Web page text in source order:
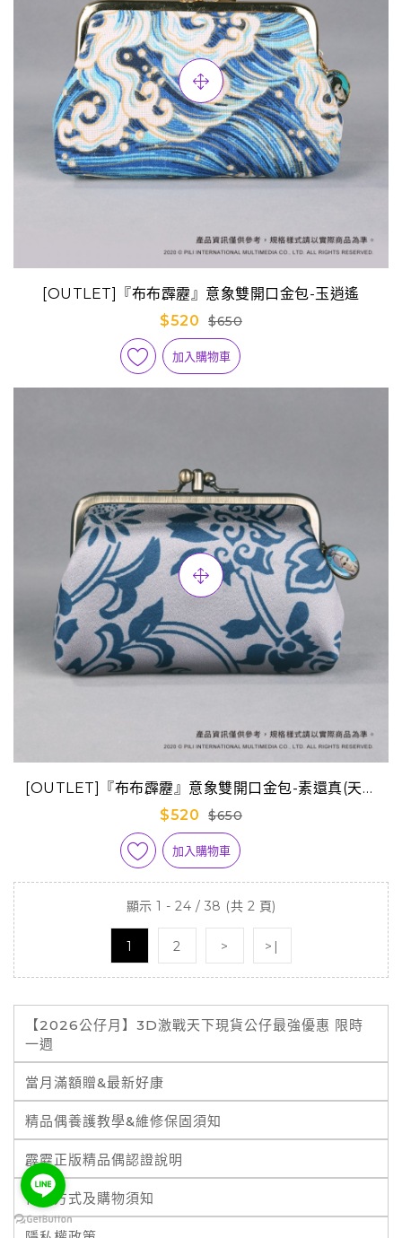
[OUTLET]『布布霹靂』意象雙開口金包-玉逍遙
$520
$650
加入購物車
[OUTLET]『布布霹靂』意象雙開口金包-素還真(天競
版)
$520 $650
加入購物車
顯示 1 - 24 / 38 (共 2 頁)
1 2 > >|
【2026公仔月】3D激戰天下現貨公仔最強優惠 限時
一週
當月滿額贈&最新好康
精品偶養護教學&維修保固須知
霹靂正版精品偶認證說明
付款方式及購物須知